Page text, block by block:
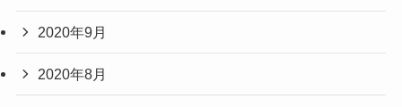
2020年9月
2020年8月